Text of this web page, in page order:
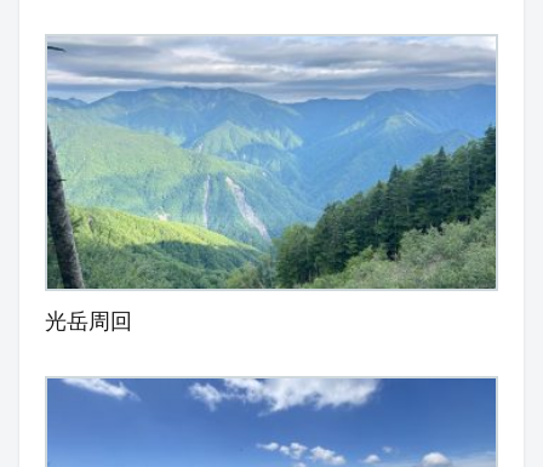
光岳周回